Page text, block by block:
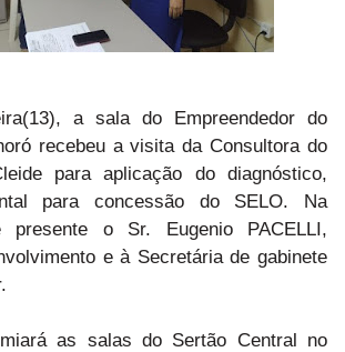
a sala do Empreendedor do
recebeu a visita da Consultora do
para aplicação do diagnóstico,
para concessão do SELO. Na
presente o Sr. Eugenio PACELLI,
e à Secretária de gabinete
as salas do Sertão Central no